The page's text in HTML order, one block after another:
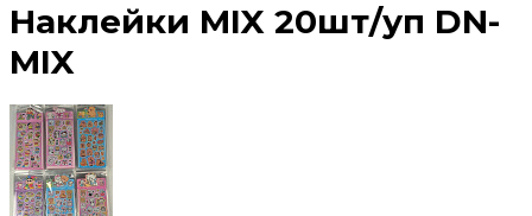
Наклейки MIX 20шт/уп DN-
MIX